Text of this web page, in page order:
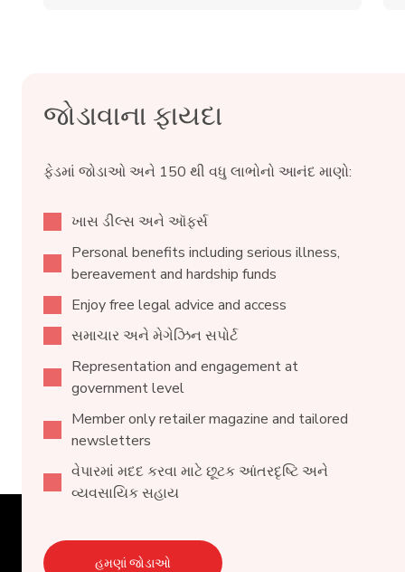
જોડાવાના ફાયદા
ફેડમાં જોડાઓ અને 150 થી વધુ લાભોનો આનંદ માણો:
ખાસ ડીલ્સ અને ઑફર્સ
Personal benefits including serious illness,
bereavement and hardship funds
Enjoy free legal advice and access
સમાચાર અને મેગેઝિન સપોર્ટ
Representation and engagement at
government level
Member only retailer magazine and tailored
newsletters
વેપારમાં મદદ કરવા માટે છૂટક આંતરદૃષ્ટિ અને
વ્યવસાયિક સહાય
હમણાં જોડાઓ